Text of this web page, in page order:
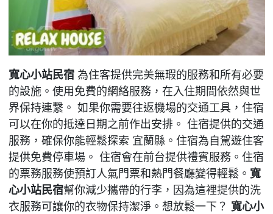
寬心小站民宿為住客提供完美無瑕的服務和所有必要
的設施。使用免費的網絡服務，在入住期間依然與世
界保持連繫。 如果你需要往返機場的交通工具，住宿
可以在你的抵達日期之前作出安排。 住宿提供的交通
服務，確保你能輕鬆探索 宜蘭縣。住宿為自駕遊住客
提供免費停車場。 住宿會在前台提供禮賓服務。住宿
的票務服務使預訂人氣門票和熱門餐廳變得輕鬆。 寬
心小站民宿幫你減少攜帶的行李，因為這裡提供的洗
衣服務可讓你的衣物保持潔淨。想放鬆一下？ 寬心小